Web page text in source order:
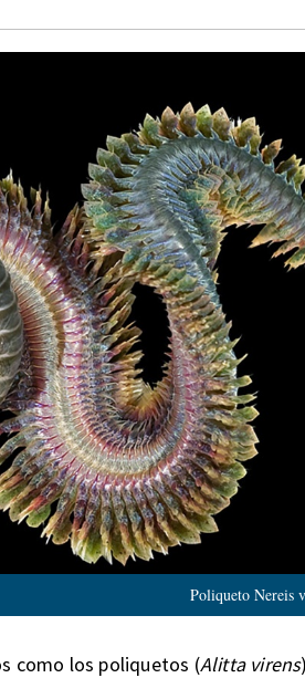
Poliqueto Nereis
como los poliquetos (Alitta virens